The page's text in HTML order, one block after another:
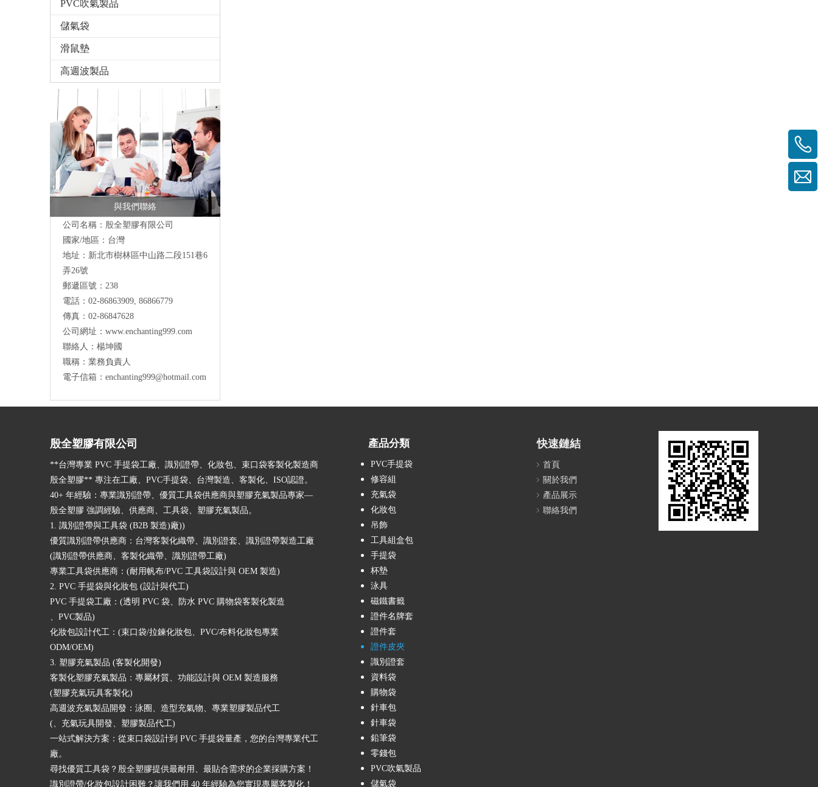
PVC吹氣製品
儲氣袋
滑鼠墊
高週波製品
與我們聯絡
公司名稱：殷全塑膠有限公司
國家/地區：台灣
地址： 新北市樹林區中山路二段151巷6
弄26號
郵遞區號：238
電話：02-86863909, 86866779
傳真：02-86847628
公司網址：www.enchanting999.com
聯絡人：楊坤國
職稱：業務負責人
電子信箱：enchanting999@hotmail.com
殷全塑膠有限公司
**台灣專業 PVC 手提袋工廠、識別證帶、化妝包、束口袋客製化製造商
殷全塑膠** 專注在工廠、PVC手提袋、台灣製造、客製化、ISO認證。
40+ 年經驗：專業識別證帶、優質工具袋供應商與塑膠充氣製品專家—
殷全塑膠 強調經驗、供應商、工具袋、塑膠充氣製品。
1. 識別證帶與工具袋 (B2B 製造)廠))
優質識別證帶供應商：台灣客製化織帶、識別證套、識別證帶製造工廠
(識別證帶供應商、客製化織帶、識別證帶工廠)
專業工具袋供應商：(耐用帆布/PVC 工具袋設計與 OEM 製造)
2. PVC 手提袋與化妝包 (設計與代工)
PVC 手提袋工廠：(透明 PVC 袋、防水 PVC 購物袋客製化製造
、PVC製品)
化妝包設計代工：(束口袋/拉鍊化妝包、PVC/布料化妝包專業
ODM/OEM)
3. 塑膠充氣製品 (客製化開發)
客製化塑膠充氣製品：專屬材質、功能設計與 OEM 製造服務
(塑膠充氣玩具客製化)
高週波充氣製品開發：泳圈、造型充氣物、專業塑膠製品代工
(、充氣玩具開發、塑膠製品代工)
一站式解決方案：從束口袋設計到 PVC 手提袋量產，您的台灣專業代工
廠。
尋找優質工具袋？殷全塑膠提供最耐用、最貼合需求的企業採購方案！
識別證帶/化妝包設計困難？讓我們用 40 年經驗為您實現專屬客製化！
產品分類
PVC手提袋
修容組
充氣袋
化妝包
吊飾
工具組盒包
手提袋
杯墊
泳具
磁鐵書籤
證件名牌套
證件套
證件皮夾
識別證套
資料袋
購物袋
針車包
針車袋
鉛筆袋
零錢包
PVC吹氣製品
儲氣袋
快速鏈結
首頁
關於我們
產品展示
聯絡我們